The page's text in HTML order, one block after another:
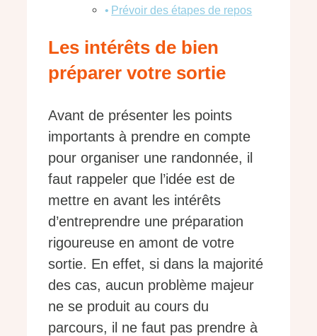
Prévoir des étapes de repos
Les intérêts de bien
préparer votre sortie
Avant de présenter les points
importants à prendre en compte
pour organiser une randonnée, il
faut rappeler que l’idée est de
mettre en avant les intérêts
d’entreprendre une préparation
rigoureuse en amont de votre
sortie. En effet, si dans la majorité
des cas, aucun problème majeur
ne se produit au cours du
parcours, il ne faut pas prendre à